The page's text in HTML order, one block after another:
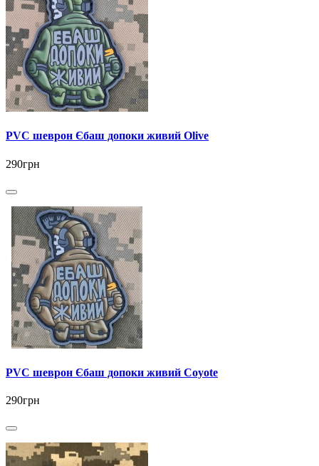
PVC шеврон Єбаш допоки живий Olive
290грн
PVC шеврон Єбаш допоки живий Coyote
290грн